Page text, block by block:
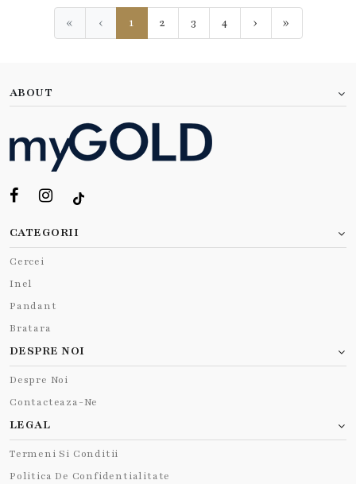
«
First
‹
Previous
1 2 3 4 ›
Next
»
Last
ABOUT
CATEGORII
Cercei
Inel
Pandant
Bratara
DESPRE NOI
Despre Noi
Contacteaza-Ne
LEGAL
Termeni Si Conditii
Politica De Confidentialitate